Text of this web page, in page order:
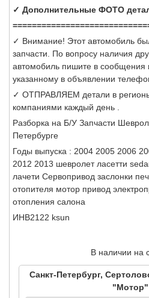
✓ Дополнительные ФОТО
✓ Внимание! Этот автомобиль
запчасти. По вопросу наличия
автомобиль пишите в сообщения
указанному в объявлении
✓ ОТПРАВЛЯЕМ детали в
компаниями каждый день .
Разборка на Б/У Запчасти
Петербурге
Годы выпуска : 2004 2005 2006
2012 2013 шевролет ласетти
лачети Сервопривод заслонки
отопителя мотор привод
отопления салона
ИНВ2122 ksun
В наличии на
Санкт-Петербург,
"Мотор"